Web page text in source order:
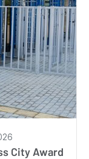
City Award